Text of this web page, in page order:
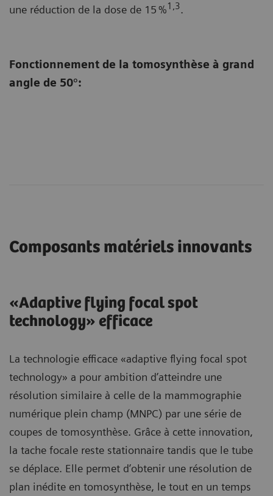
une réduction de la dose de 15 %1,3.
Fonctionnement de la tomosynthèse à grand
angle de 50°:
Composants matériels innovants
«Adaptive flying focal spot
technology» efficace
La technologie efficace «adaptive flying focal spot
technology» a pour ambition d’atteindre une
résolution similaire à celle de la mammographie
numérique plein champ (MNPC) par une série de
coupes de tomosynthèse. Grâce à cette innovation,
la tache focale reste stationnaire tandis que le tube
se déplace. Elle permet d’obtenir une résolution de
plan inédite en tomosynthèse, le tout en un temps